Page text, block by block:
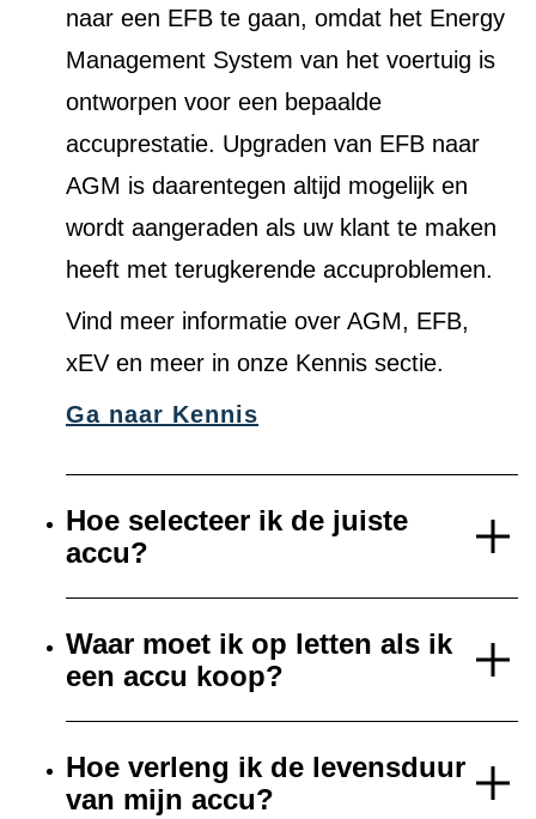
naar een EFB te gaan, omdat het Energy
Management System van het voertuig is
ontworpen voor een bepaalde
accuprestatie. Upgraden van EFB naar
AGM is daarentegen altijd mogelijk en
wordt aangeraden als uw klant te maken
heeft met terugkerende accuproblemen.
Vind meer informatie over AGM, EFB,
xEV en meer in onze Kennis sectie.
Ga naar Kennis
Hoe selecteer ik de juiste
accu?
Waar moet ik op letten als ik
een accu koop?
Hoe verleng ik de levensduur
van mijn accu?